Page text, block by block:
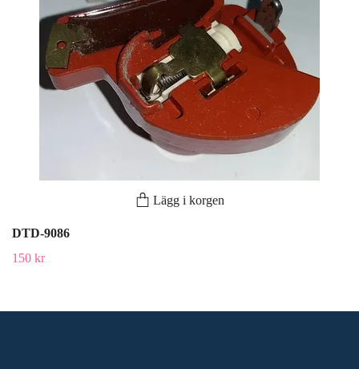
Lägg i korgen
DTD-9086
150 kr